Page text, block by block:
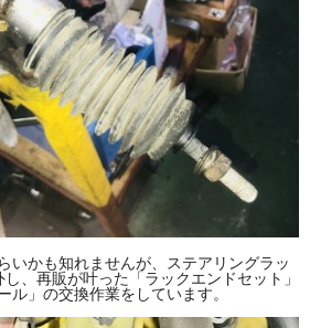
いかも知れませんが、ステアリングラッ
、再販が叶った「ラックエンドセット」
ル」の交換作業をしています。